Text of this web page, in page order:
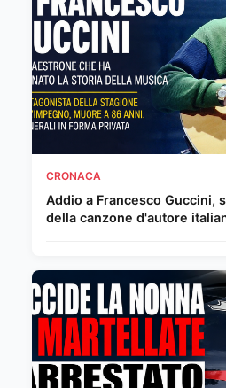
CRONACA
Addio a Francesco Guccini,
della canzone d'autore